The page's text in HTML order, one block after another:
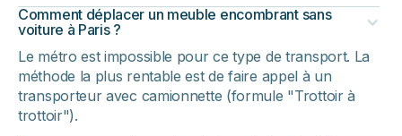
Comment déplacer un meuble encombrant sans
voiture à Paris ?
Le métro est impossible pour ce type de transport. La
méthode la plus rentable est de faire appel à un
transporteur avec camionnette (formule "Trottoir à
trottoir").